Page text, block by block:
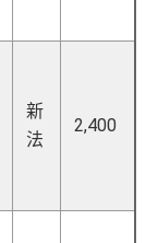
新
法
2,400